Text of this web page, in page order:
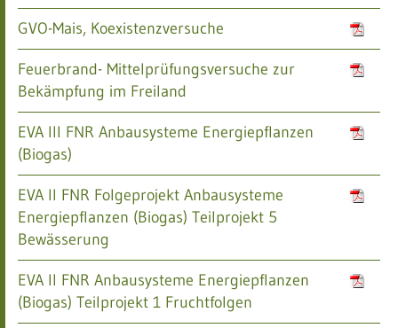
GVO-Mais, Koexistenzversuche
Feuerbrand- Mittelprüfungsversuche zur
Bekämpfung im Freiland
EVA III FNR Anbausysteme Energiepflanzen
(Biogas)
EVA II FNR Folgeprojekt Anbausysteme
Energiepflanzen (Biogas) Teilprojekt 5
Bewässerung
EVA II FNR Anbausysteme Energiepflanzen
(Biogas) Teilprojekt 1 Fruchtfolgen